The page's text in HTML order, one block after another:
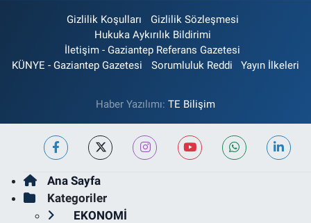
Gizlilik Koşulları
Gizlilik Sözleşmesi
Hukuka Aykırılık Bildirimi
İletişim - Gaziantep Referans Gazetesi
KÜNYE - Gaziantep Gazetesi
Sorumluluk Reddi Yayın İlkeleri
Haber Yazılımı: TE Bilişim
Ana Sayfa
Kategoriler
EKONOMİ